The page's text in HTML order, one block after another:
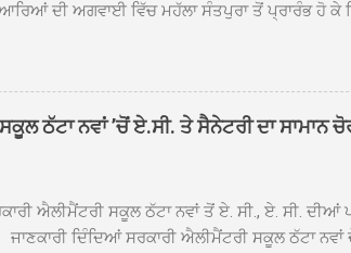
ਦੀ ਅਗਵਾਈ ਵਿੱਚ ਮਹੱਲਾ ਸੰਤਪੁਰਾ ਤੋਂ ਪ੍ਰਾਰੰਭ ਹੋ ਕੇ
ਸਾਹਿਬ ਠੱਟਾ ਵਿਖੇ ਪਹੁੰਚਿਆ। ਨਗਰ ਕੀਰਤਨ ਦੇ
ਬਾਬਾ ਹਰਜੀਤ ਸਿੰਘ ਤੇ ਇਲਾਕੇ ਦੀਆਂ ਸੰਗਤਾਂ ਵੱਲੋਂ
ਸਾਹਿਬ ਠੱਟਾ ਵਿਖੇ ਨਗਰ ਕੀਰਤਨ ਦੇ ਸਮਾਪਤੀ ਦੀ
ਦਾ ਗੁਰਦੁਆਰਾ ਦਮਦਮਾ ਸਾਹਿਬ ਠੱਟਾ ਦੇ ਮੁੱਖ
ਠੱਟਾ ਨਵਾਂ ’ਚੋਂ ਏ.ਸੀ. ਤੇ ਸੈਨੇਟਰੀ ਦਾ ਸਾਮਾਨ
ਐਲੀਮੈਂਟਰੀ ਸਕੂਲ ਠੱਟਾ ਨਵਾਂ ਤੋਂ ਏ. ਸੀ., ਏ. ਸੀ. ਦੀਆਂ
ਜਾਣਕਾਰੀ ਦਿੰਦਿਆਂ ਸਰਕਾਰੀ ਐਲੀਮੈਂਟਰੀ ਸਕੂਲ ਠੱਟਾ